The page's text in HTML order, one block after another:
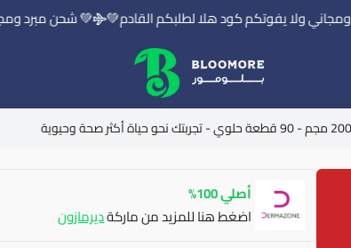
ولا يفوتكم كود هلا لطلبكم القادم💚 💚 شحن مبرد
بلومور | BLOOMORE
أصلي 100%
اضغط هنا للمزيد من ماركةديرمازون